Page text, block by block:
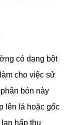
có dạng bột
cho việc sử
bón này
lên lá hoặc gốc
hấp thụ